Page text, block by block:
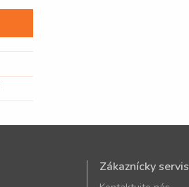
Zákaznícky servis